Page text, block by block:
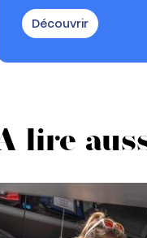
Découvrir
lire